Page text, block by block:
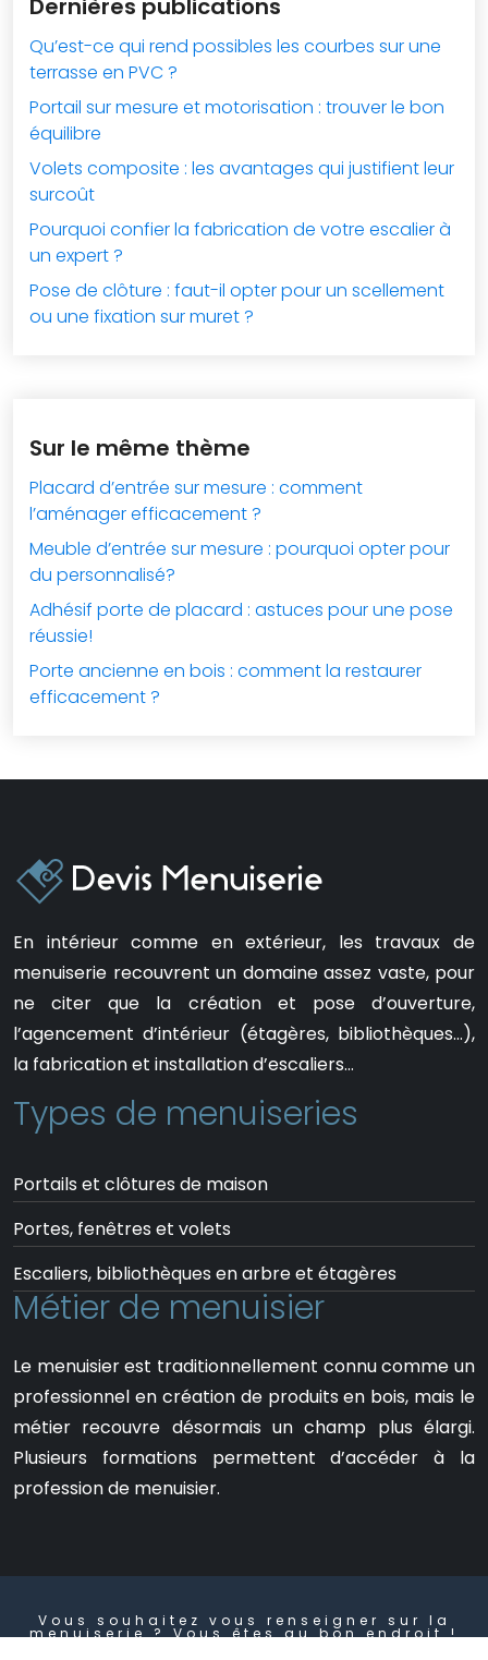
Dernières publications
Qu’est-ce qui rend possibles les courbes sur une
terrasse en PVC ?
Portail sur mesure et motorisation : trouver le bon
équilibre
Volets composite : les avantages qui justifient leur
surcoût
Pourquoi confier la fabrication de votre escalier à
un expert ?
Pose de clôture : faut-il opter pour un scellement
ou une fixation sur muret ?
Sur le même thème
Placard d’entrée sur mesure : comment
l’aménager efficacement ?
Meuble d’entrée sur mesure : pourquoi opter pour
du personnalisé?
Adhésif porte de placard : astuces pour une pose
réussie!
Porte ancienne en bois : comment la restaurer
efficacement ?
En intérieur comme en extérieur, les travaux de
menuiserie recouvrent un domaine assez vaste, pour
ne citer que la création et pose d’ouverture,
l’agencement d’intérieur (étagères, bibliothèques…),
la fabrication et installation d’escaliers…
Types de menuiseries
Portails et clôtures de maison
Portes, fenêtres et volets
Escaliers, bibliothèques en arbre et étagères
Métier de menuisier
Le menuisier est traditionnellement connu comme un
professionnel en création de produits en bois, mais le
métier recouvre désormais un champ plus élargi.
Plusieurs formations permettent d’accéder à la
profession de menuisier.
Vous souhaitez vous renseigner sur la
menuiserie ? Vous êtes au bon endroit !